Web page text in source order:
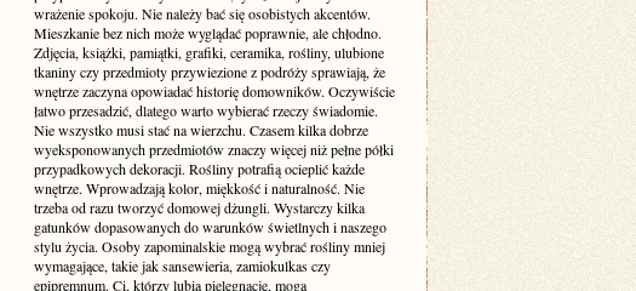
wrażenie spokoju. Nie należy bać się osobistych akcentów.
Mieszkanie bez nich może wyglądać poprawnie, ale chłodno.
Zdjęcia, książki, pamiątki, grafiki, ceramika, rośliny, ulubione
tkaniny czy przedmioty przywiezione z podróży sprawiają, że
wnętrze zaczyna opowiadać historię domowników. Oczywiście
łatwo przesadzić, dlatego warto wybierać rzeczy świadomie.
Nie wszystko musi stać na wierzchu. Czasem kilka dobrze
wyeksponowanych przedmiotów znaczy więcej niż pełne półki
przypadkowych dekoracji. Rośliny potrafią ocieplić każde
wnętrze. Wprowadzają kolor, miękkość i naturalność. Nie
trzeba od razu tworzyć domowej dżungli. Wystarczy kilka
gatunków dopasowanych do warunków świetlnych i naszego
stylu życia. Osoby zapominalskie mogą wybrać rośliny mniej
wymagające, takie jak sansewieria, zamiokulkas czy
epipremnum. Ci, którzy lubią pielęgnację, mogą